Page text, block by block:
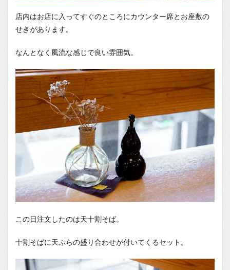
店内はお店に入ってすぐのところにカウンター席とお座敷の
せきがあります。
なんとなく風流な感じで良い雰囲気。
この日注文したのは天十割そば。
十割そばに天ぷらの盛り合わせが付いてくるセット。